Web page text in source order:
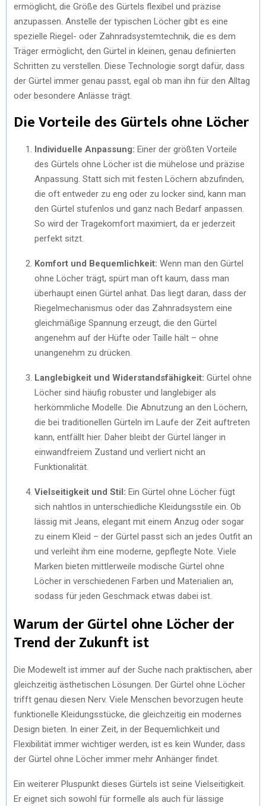
ermöglicht, die Größe des Gürtels flexibel und präzise
anzupassen. Anstelle der typischen Löcher gibt es eine
spezielle Riegel- oder Zahnradsystemtechnik, die es dem
Träger ermöglicht, den Gürtel in kleinen, genau definierten
Schritten zu verstellen. Diese Technologie sorgt dafür, dass
der Gürtel immer genau passt, egal ob man ihn für den Alltag
oder besondere Anlässe trägt.
Die Vorteile des Gürtels ohne Löcher
Individuelle Anpassung: Einer der größten Vorteile
des Gürtels ohne Löcher ist die mühelose und präzise
Anpassung. Statt sich mit festen Löchern abzufinden,
die oft entweder zu eng oder zu locker sind, kann man
den Gürtel stufenlos und ganz nach Bedarf anpassen.
So wird der Tragekomfort maximiert, da er jederzeit
perfekt sitzt.
Komfort und Bequemlichkeit: Wenn man den Gürtel
ohne Löcher trägt, spürt man oft kaum, dass man
überhaupt einen Gürtel anhat. Das liegt daran, dass der
Riegelmechanismus oder das Zahnradsystem eine
gleichmäßige Spannung erzeugt, die den Gürtel
angenehm auf der Hüfte oder Taille hält – ohne
unangenehm zu drücken.
Langlebigkeit und Widerstandsfähigkeit: Gürtel ohne
Löcher sind häufig robuster und langlebiger als
herkömmliche Modelle. Die Abnutzung an den Löchern,
die bei traditionellen Gürteln im Laufe der Zeit auftreten
kann, entfällt hier. Daher bleibt der Gürtel länger in
einwandfreiem Zustand und verliert nicht an
Funktionalität.
Vielseitigkeit und Stil: Ein Gürtel ohne Löcher fügt
sich nahtlos in unterschiedliche Kleidungsstile ein. Ob
lässig mit Jeans, elegant mit einem Anzug oder sogar
zu einem Kleid – der Gürtel passt sich an jedes Outfit an
und verleiht ihm eine moderne, gepflegte Note. Viele
Marken bieten mittlerweile modische Gürtel ohne
Löcher in verschiedenen Farben und Materialien an,
sodass für jeden Geschmack etwas dabei ist.
Warum der Gürtel ohne Löcher der
Trend der Zukunft ist
Die Modewelt ist immer auf der Suche nach praktischen, aber
gleichzeitig ästhetischen Lösungen. Der Gürtel ohne Löcher
trifft genau diesen Nerv. Viele Menschen bevorzugen heute
funktionelle Kleidungsstücke, die gleichzeitig ein modernes
Design bieten. In einer Zeit, in der Bequemlichkeit und
Flexibilität immer wichtiger werden, ist es kein Wunder, dass
der Gürtel ohne Löcher immer mehr Anhänger findet.
Ein weiterer Pluspunkt dieses Gürtels ist seine Vielseitigkeit.
Er eignet sich sowohl für formelle als auch für lässige